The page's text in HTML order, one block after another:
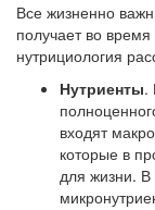
Все жизненно
получает во
нутрициология
Нутриенты.
входят
которые в
для жизни. В